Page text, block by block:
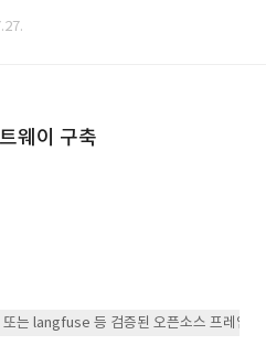
웨이 구축
는 langfuse 등 검증된 오픈소스 프레임워